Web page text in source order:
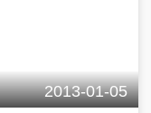
2013-01-05